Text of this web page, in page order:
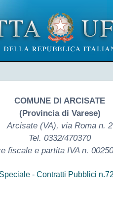
COMUNE DI ARCISATE
(Provincia di Varese)
Arcisate (VA), via Roma n. 2
Tel. 0332/470370
fiscale e partita IVA n.
- Contratti Pubblici